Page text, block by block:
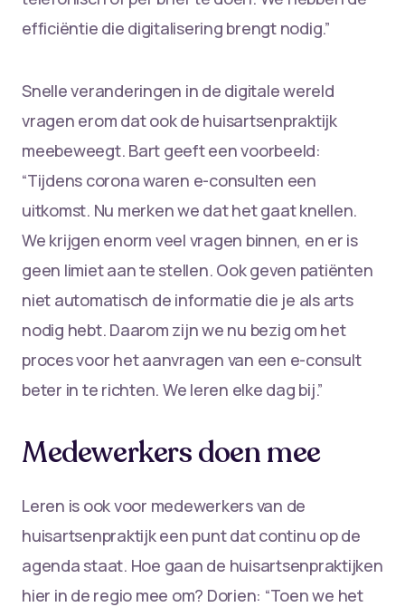
efficiëntie die digitalisering brengt nodig.”
Snelle veranderingen in de digitale wereld
vragen erom dat ook de huisartsenpraktijk
meebeweegt. Bart geeft een voorbeeld:
“Tijdens corona waren e-consulten een
uitkomst. Nu merken we dat het gaat knellen.
We krijgen enorm veel vragen binnen, en er is
geen limiet aan te stellen. Ook geven patiënten
niet automatisch de informatie die je als arts
nodig hebt. Daarom zijn we nu bezig om het
proces voor het aanvragen van een e-consult
beter in te richten. We leren elke dag bij.”
Medewerkers doen mee
Leren is ook voor medewerkers van de
huisartsenpraktijk een punt dat continu op de
agenda staat. Hoe gaan de huisartsenpraktijken
hier in de regio mee om? Dorien: “Toen we het